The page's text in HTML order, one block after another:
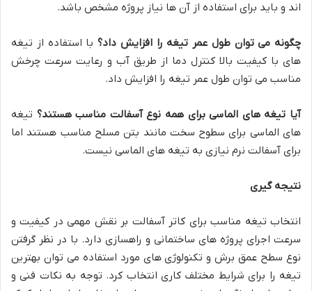
اند و باید برای استفاده از آن ها نیاز پروژه مشخص باشد.
چگونه می توان طول عمر تیغه را افزایش داد؟ با استفاده از تیغه
های با کیفیت بالا کنترل دما از طریق آب و رعایت سرعت چرخش
مناسب می توان طول عمر تیغه را افزایش داد.
آیا تیغه های الماسی برای همه نوع آسفالت مناسب هستند؟ تیغه
های الماسی برای سطوح سخت مانند بتن مسلح مناسب هستند اما
برای آسفالت نرم نیازی به تیغه های الماسی نیست.
نتیجه گیری
انتخاب تیغه مناسب برای کاتر آسفالت بر نقش مهمی در کیفیت و
سرعت اجرای پروژه های ساختمانی و راهسازی دارد. با در نظر گرفتن
نوع سطح عمق برش و تکنولوژی های مورد استفاده می توان بهترین
تیغه را برای شرایط مختلف کاری انتخاب کرد. توجه به نکات فنی و